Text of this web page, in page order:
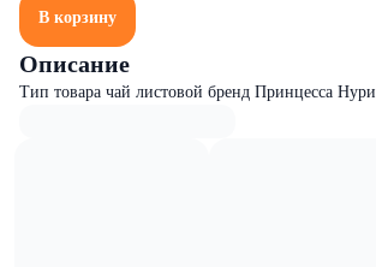
В корзину
Описание
Тип товара чай листовой бренд Принцесса Нури